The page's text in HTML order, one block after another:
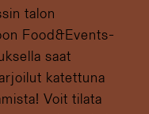
talon
Food&Events-
saat
katettuna
Voit tilata